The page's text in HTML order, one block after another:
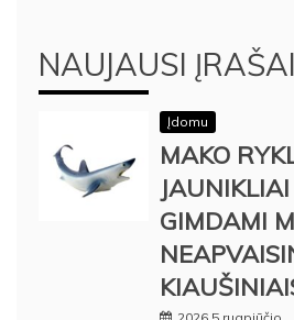
NAUJAUSI ĮRAŠAI
Įdomu
MAKO
GIMDAMI